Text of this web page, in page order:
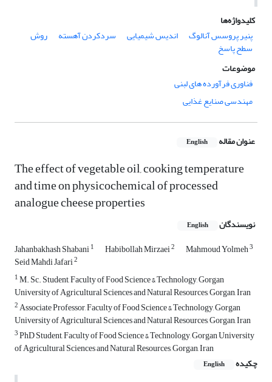
کلیدواژه‌ها
پنیر پروسس آنالوگ
اندیس شیمیایی سردکردن آهسته روش
سطح پاسخ
موضوعات
فناوری فرآورده های لبنی
مهندسی صنایع غذایی
عنوان مقاله English
The effect of vegetable oil, cooking temperature
and time on physicochemical of processed
analogue cheese properties
نویسندگان English
Jahanbakhash Shabani1 Habibollah Mirzaei2 Mahmoud Yolmeh3
Seid Mahdi Jafari2
1M. Sc. Student, Faculty of Food Science & Technology, Gorgan
University of Agricultural Sciences and Natural Resources, Gorgan, Iran
2Associate Professor, Faculty of Food Science & Technology, Gorgan
University of Agricultural Sciences and Natural Resources, Gorgan, Iran
3PhD Student, Faculty of Food Science & Technology, Gorgan University
of Agricultural Sciences and Natural Resources, Gorgan, Iran
چکیده
English